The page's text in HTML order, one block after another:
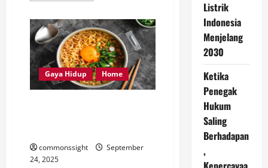
China
Dipuji
Usai
Selamatkan
Wanita
Tenggelam
di
Jepang
Gaya Hidup Home
commonssight
September
24, 2025
Listrik
Indonesia
Menjelang
2030
Ketika
Penegak
Hukum
Saling
Berhadapan
,